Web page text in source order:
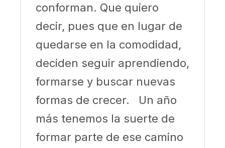
conforman. Que quiero
decir, pues que en lugar de
quedarse en la comodidad,
deciden seguir aprendiendo,
formarse y buscar nuevas
formas de crecer. Un año
más tenemos la suerte de
formar parte de ese camino